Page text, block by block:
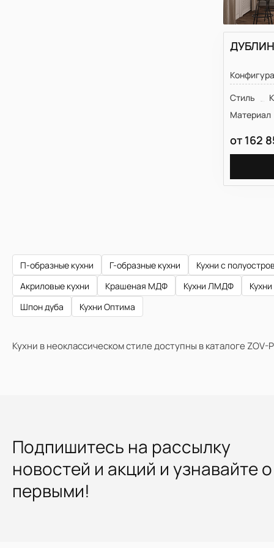
Стиль
Материал
от 162
П-образные кухни Г-образные кухни
Кухни с
Акриловые кухни
Крашеная МДФ Кухни ЛМДФ
Шпон дуба
Кухни Оптима
Кухни в неоклассическом стиле доступны в каталоге
Подпишитесь на рассылку
новостей и акций и узнавайте
первыми!